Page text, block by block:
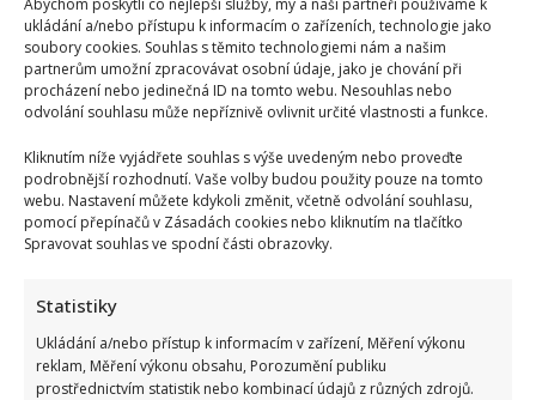
ukládání a/nebo přístupu k informacím o zařízeních, technologie jako
soubory cookies. Souhlas s těmito technologiemi nám a našim
partnerům umožní zpracovávat osobní údaje, jako je chování při
procházení nebo jedinečná ID na tomto webu. Nesouhlas nebo
odvolání souhlasu může nepříznivě ovlivnit určité vlastnosti a funkce.
Kliknutím níže vyjádřete souhlas s výše uvedeným nebo proveďte
podrobnější rozhodnutí. Vaše volby budou použity pouze na tomto
webu. Nastavení můžete kdykoli změnit, včetně odvolání souhlasu,
pomocí přepínačů v Zásadách cookies nebo kliknutím na tlačítko
Spravovat souhlas ve spodní části obrazovky.
Statistiky
Ukládání a/nebo přístup k informacím v zařízení, Měření výkonu
reklam, Měření výkonu obsahu, Porozumění publiku
prostřednictvím statistik nebo kombinací údajů z různých zdrojů.
vile ma k dispozici i bazén a vnitřní atrium